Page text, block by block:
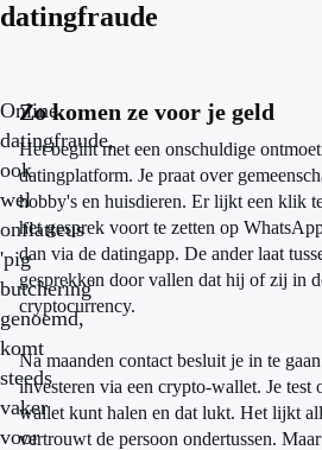
datingfraude
Online
datingfraude,
ook
wel
onflatteus
'pig
butchering'
genoemd,
komt
steeds
vaker
voor
Zo komen ze voor je geld
Het begint met een onschuldige
datingplatform. Je praat over
hobby's en huisdieren. Er lijkt een klik
het gesprek voort te zetten op
dan via de datingapp. De ander laat
gesprekken door vallen dat hij of zij in
cryptocurrency.
Na maanden contact besluit je in te
investeren via een crypto-wallet. Je test
wallet kunt halen en dat lukt. Het lijkt
vertrouwt de persoon ondertussen.